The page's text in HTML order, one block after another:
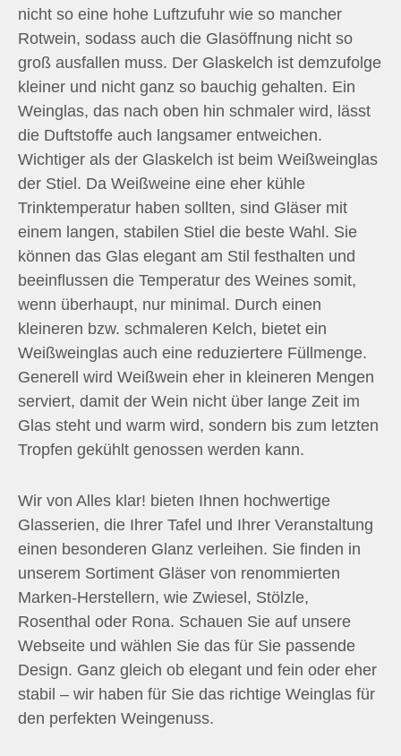
nicht so eine hohe Luftzufuhr wie so mancher
Rotwein, sodass auch die Glasöffnung nicht so
groß ausfallen muss. Der Glaskelch ist demzufolge
kleiner und nicht ganz so bauchig gehalten. Ein
Weinglas, das nach oben hin schmaler wird, lässt
die Duftstoffe auch langsamer entweichen.
Wichtiger als der Glaskelch ist beim Weißweinglas
der Stiel. Da Weißweine eine eher kühle
Trinktemperatur haben sollten, sind Gläser mit
einem langen, stabilen Stiel die beste Wahl. Sie
können das Glas elegant am Stil festhalten und
beeinflussen die Temperatur des Weines somit,
wenn überhaupt, nur minimal. Durch einen
kleineren bzw. schmaleren Kelch, bietet ein
Weißweinglas auch eine reduziertere Füllmenge.
Generell wird Weißwein eher in kleineren Mengen
serviert, damit der Wein nicht über lange Zeit im
Glas steht und warm wird, sondern bis zum letzten
Tropfen gekühlt genossen werden kann.
Wir von Alles klar! bieten Ihnen hochwertige
Glasserien, die Ihrer Tafel und Ihrer Veranstaltung
einen besonderen Glanz verleihen. Sie finden in
unserem Sortiment Gläser von renommierten
Marken-Herstellern, wie Zwiesel, Stölzle,
Rosenthal oder Rona. Schauen Sie auf unsere
Webseite und wählen Sie das für Sie passende
Design. Ganz gleich ob elegant und fein oder eher
stabil – wir haben für Sie das richtige Weinglas für
den perfekten Weingenuss.